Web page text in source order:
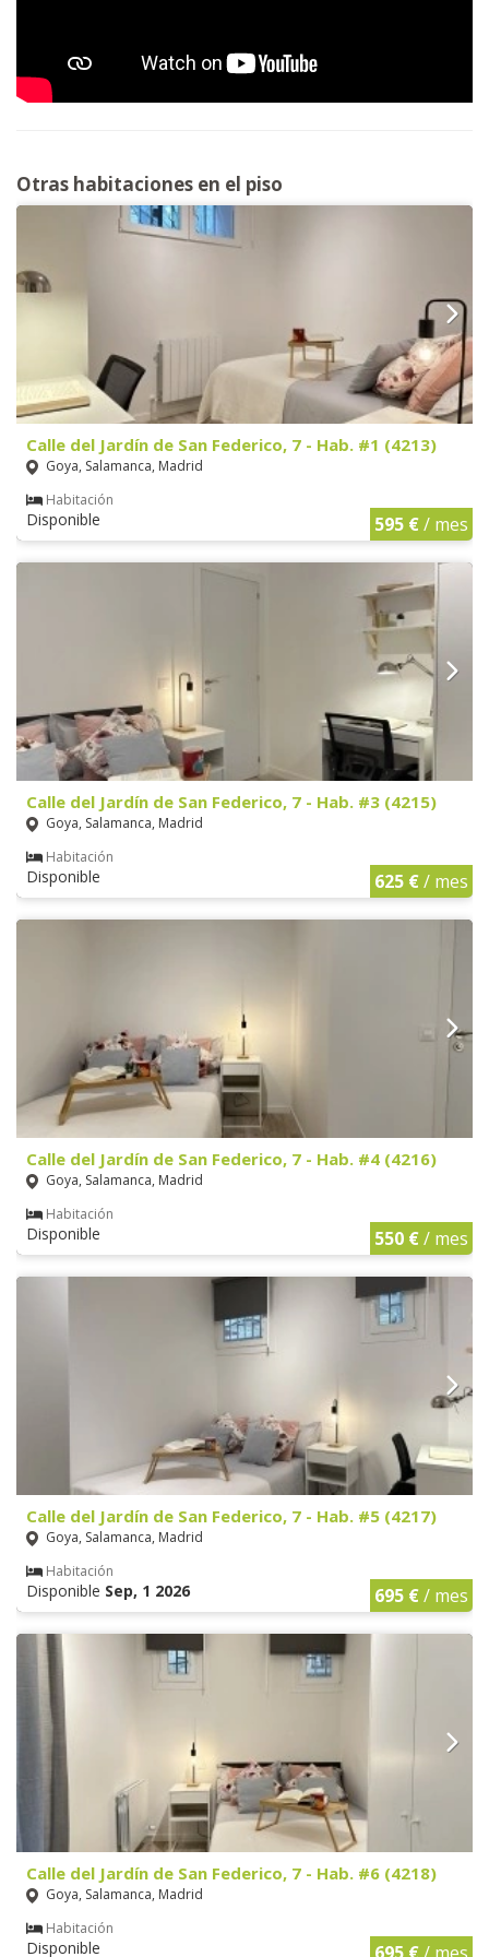
Otras habitaciones en el piso
Calle del Jardín de San Federico, 7 - Hab. #1 (4213)
Goya, Salamanca, Madrid
Habitación
Disponible 595 €/ mes
Calle del Jardín de San Federico, 7 - Hab. #3 (4215)
Goya, Salamanca, Madrid
Habitación
Disponible 625 €/ mes
Calle del Jardín de San Federico, 7 - Hab. #4 (4216)
Goya, Salamanca, Madrid
Habitación
Disponible 550 €/ mes
Calle del Jardín de San Federico, 7 - Hab. #5 (4217)
Goya, Salamanca, Madrid
Habitación
Disponible Sep, 1 2026 695 €/ mes
Calle del Jardín de San Federico, 7 - Hab. #6 (4218)
Goya, Salamanca, Madrid
Habitación
Disponible